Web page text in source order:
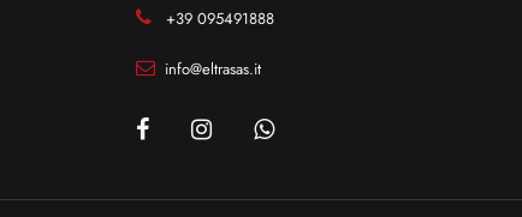
+39 095491888
info@eltrasas.it